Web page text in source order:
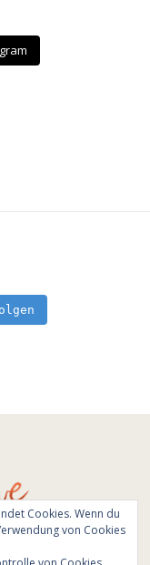
2017.
Cookies. Wenn du
von Cookies